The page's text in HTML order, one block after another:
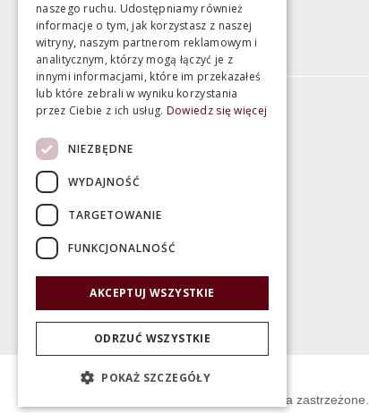
Termin realizacji zamówienia
Gwarancja i serwis
Zwrot towaru
© Świat Łazienek XXI w. Wszelkie prawa zastrzeżone.
naszego ruchu. Udostępniamy również
informacje o tym, jak korzystasz z naszej
witryny, naszym partnerom reklamowym i
analitycznym, którzy mogą łączyć je z
innymi informacjami, które im przekazałeś
lub które zebrali w wyniku korzystania
przez Ciebie z ich usług. Dowiedz się więcej
NIEZBĘDNE
WYDAJNOŚĆ
TARGETOWANIE
FUNKCJONALNOŚĆ
AKCEPTUJ WSZYSTKIE
ODRZUĆ WSZYSTKIE
POKAŻ SZCZEGÓŁY